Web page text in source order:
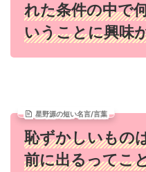
れた条件の中で
いうことに興味
星野源の短い名言/言葉
恥ずかしいもの
前に出るってこ